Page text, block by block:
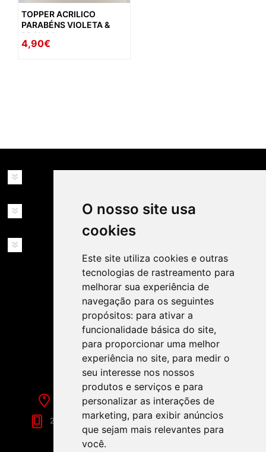
O nosso site usa
cookies
Este site utiliza cookies e outras
tecnologias de rastreamento para
melhorar sua experiência de
navegação para os seguintes
propósitos: para ativar a
funcionalidade básica do site,
para proporcionar uma melhor
experiência no site, para medir o
seu interesse nos nossos
produtos e serviços e para
personalizar as interações de
marketing, para exibir anúncios
que sejam mais relevantes para
você.
TOPPER ACRILICO
PARABÉNS VIOLETA &
BRANCO
4,90€
MINHA CONTA
SIGA-NOS NAS REDES SOCIAIS!
Rua de Évora, 70-C - Reguengos de Monsaraz
266 040 688 (Chamada para a Rede Fixa Nacional)